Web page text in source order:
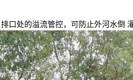
口处的溢流管控，可防止外河水倒